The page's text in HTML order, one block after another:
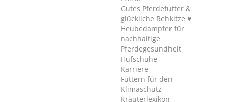
Gutes Pferdefutter &
glückliche Rehkitze ♥
Heubedampfer für
nachhaltige
Pferdegesundheit
Hufschuhe
Karriere
Füttern für den
Klimaschutz
Kräuterlexikon